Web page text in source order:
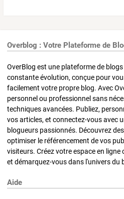
Overblog : Votre Plateforme de
OverBlog est une plateforme de
constante évolution, conçue pour
facilement votre propre blog. Avec
personnel ou professionnel sans
techniques avancées. Publiez,
vos articles, et connectez-vous avec
blogueurs passionnés. Découvrez
optimiser le référencement de vos
visiteurs. Créez votre espace en ligne
et démarquez-vous dans l'univers du
Aide